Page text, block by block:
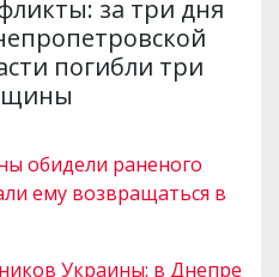
за три дня
погибли три
обидели раненого
ему возвращаться в
Украины: в Днепре